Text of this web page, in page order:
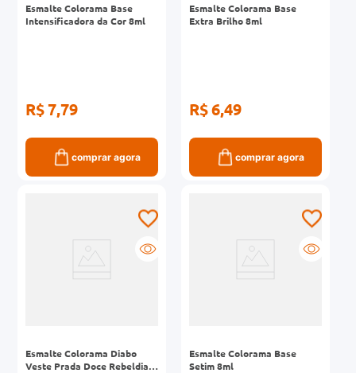
Esmalte Colorama Base
Intensificadora da Cor 8ml
R$ 7,79
comprar agora
Esmalte Colorama Base
Extra Brilho 8ml
R$ 6,49
comprar agora
Esmalte Colorama Diabo
Veste Prada Doce Rebeldia
Esmalte Colorama Base
Setim 8ml